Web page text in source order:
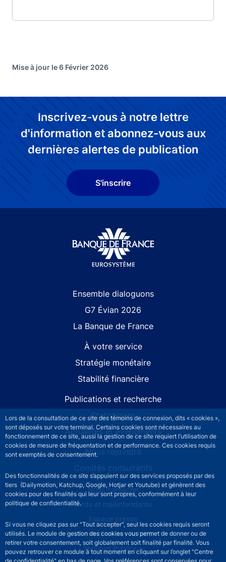
Lors de la consultation de ce site des témoins de connexion, dits « cookies »,
sont déposés sur votre terminal. Certains cookies sont nécessaires au
fonctionnement de ce site, aussi la gestion de ce site requiert l’utilisation de
cookies de mesure de fréquentation et de performance. Ces cookies requis
sont exemptés de consentement.
Des fonctionnalités de ce site s’appuient sur des services proposés par des
tiers (Dailymotion, Katchup, Google, Hotjar et Youtube) et génèrent des
cookies pour des finalités qui leur sont propres, conformément à leur
politique de confidentialité.
Si vous ne cliquez pas sur "Tout accepter", seul les cookies requis seront
utilisés. Le module de gestion des cookies vous permet de donner ou de
retirer votre consentement, soit globalement soit finalité par finalité. Vous
pouvez retrouver ce module à tout moment en cliquant sur l’onglet "Centre
Mise à jour le 6 Février 2026
Inscrivez-vous à notre lettre
d'information et abonnez-vous aux
dernières alertes de publication
S'inscrire
Ensemble dialoguons
G7 Évian 2026
La Banque de France
À votre service
Stratégie monétaire
Stabilité financière
Publications et recherche
Statistiques
Actualités et événements
Nous rejoindre
Comités consultatifs
Footer secondary menuNous contacter
Sourds et malentendants
Espace presse
La direction des Achats
Services Publics +